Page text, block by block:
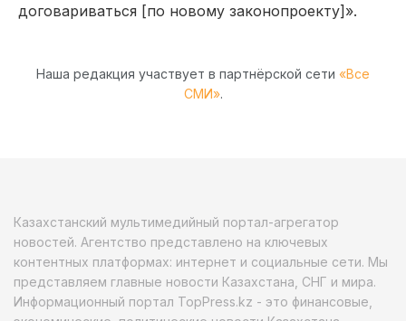
договариваться [по новому законопроекту]».
Наша редакция участвует в партнёрской сети «Все
СМИ».
Казахстанский мультимедийный портал-агрегатор
новостей. Агентство представлено на ключевых
контентных платформах: интернет и социальные сети. Мы
представляем главные новости Казахстана, СНГ и мира.
Информационный портал TopPress.kz - это финансовые,